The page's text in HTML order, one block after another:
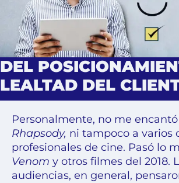
DEL
LEALTAD DEL
Personalmente, no me encantó
Rhapsody, ni tampoco a varios
profesionales de cine. Pasó lo
Venom y otros filmes del 2018.
audiencias, en general,